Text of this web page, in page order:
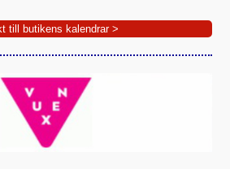
till butikens kalendrar >